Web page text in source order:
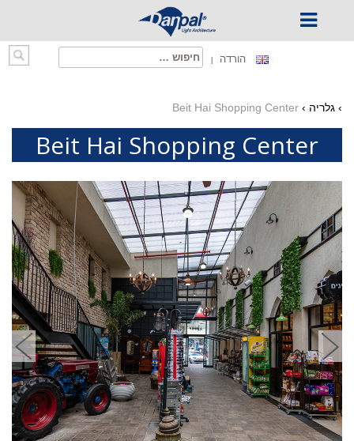
חיפוש: הורדה
› גלריה ›
Beit Hai Shopping Center
Beit Hai Shopping Center